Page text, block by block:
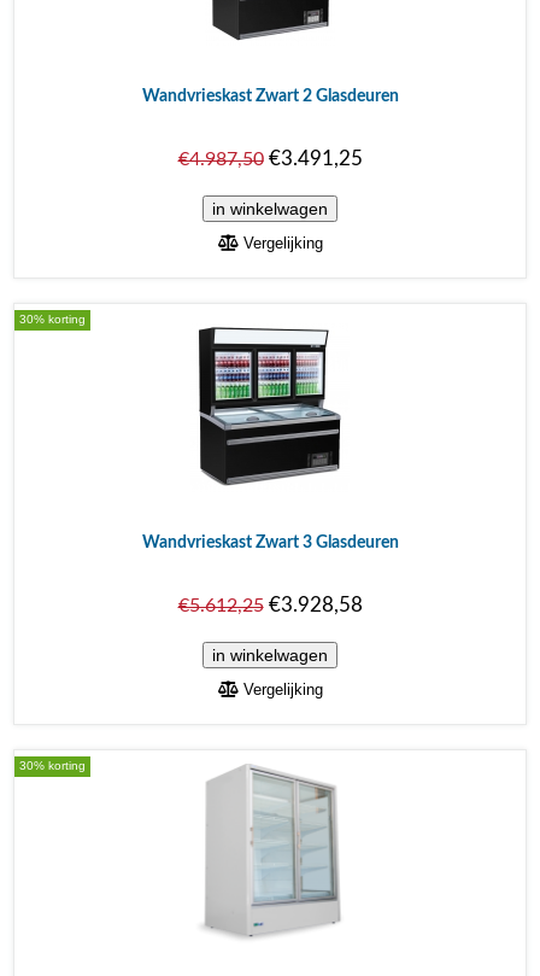
Wandvrieskast Zwart 2 Glasdeuren
€4.987,50€3.491,25
Vergelijking
30% korting
Wandvrieskast Zwart 3 Glasdeuren
€5.612,25€3.928,58
Vergelijking
30% korting